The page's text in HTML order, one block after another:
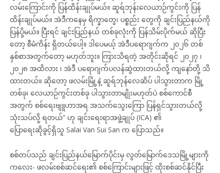
လမ်းကြောင်းကို ပြန်ထိန်းချုပ်မယ်။ ဆူရ်ဘုန်းလေယာဉ်ကွင်းကို ပြန်
ထိန်းချုပ်မယ်။ အဲဒီကနေမှ ရိက္ခာတွေ၊ ပစ္စည်း တွေကို ချင်းပြည်နယ်ကို
ပြန်ပို့မယ်။ ပြီးရင် ချင်းပြည်နယ် တစ်ခုလုံးကို ပြန်သိမ်းပိုက်မယ် ဆိုပြီး
တော့ စီမံကိန်း ရှိတယ်ပေါ့။ ဒါပေမယ့် အဲဒီပရောဂျက်က ၂၀၂၆ တစ်
နှစ်စာအတွက်တော့ မဟုတ်ဘူး။ ကြားသိရတဲ့ အတိုင်းဆိုရင် ၂၀၂၇ ၊
၂၀၂၈ အထိလား ၊ အဲဒီ ပရောဂျက်ပလန်ဆွဲထားတယ်လို့ ကျနော်တို့ သိ
ထားတယ်။ ဆိုတော့ ဖလမ်းမြို့နဲ့ ဆူရ်ဘုန်လေဆိပ် ပါသွားတာက မြို့
တစ်ခု၊ လေယာဉ်ကွင်းတစ်ခု ပါသွားတာမျိုးမဟုတ်ပဲ စစ်ကောင်စီ
အတွက် စစ်ရေးဗျူဟာအရ အသက်သွေးကြော ပြန်ရှင်သွားတယ်လို့
သုံးသပ်လို့ ရတယ်” ဟု ချင်းရေးရာအဖွဲ့ချုပ် (ICA) ၏
ပြောရေးဆိုခွင့်ရှိသူ Salai Van Sui San က ပြောသည်။
စစ်တပ်သည် ချင်းပြည်နယ်မြောက်ပိုင်းမှ လွတ်မြောက်ဒေသမြို့များကို
ကလေး- ဖလမ်းစစ်ဆင်ရေး၏ စစ်ကြောင်းများဖြင့် ထိုးစစ်ဆင်နိုင်ပြီး